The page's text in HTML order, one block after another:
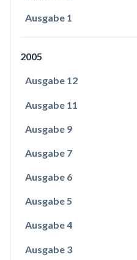
Ausgabe 1
2005
Ausgabe 12
Ausgabe 11
Ausgabe 9
Ausgabe 7
Ausgabe 6
Ausgabe 5
Ausgabe 4
Ausgabe 3